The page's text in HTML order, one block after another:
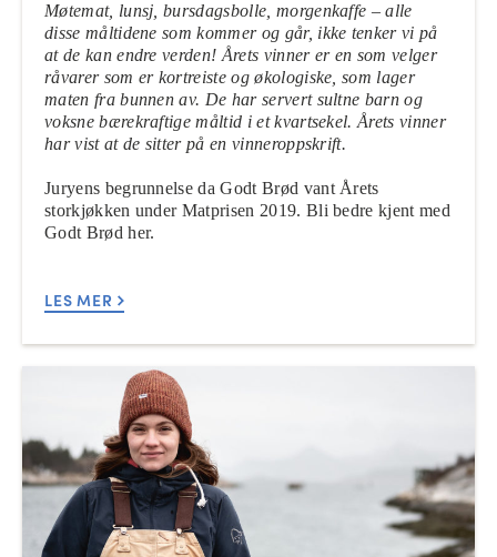
Møtemat, lunsj, bursdagsbolle, morgenkaffe – alle
disse måltidene som kommer og går, ikke tenker vi på
at de kan endre verden! Årets vinner er en som velger
råvarer som er kortreiste og økologiske, som lager
maten fra bunnen av. De har servert sultne barn og
voksne bærekraftige måltid i et kvartsekel. Årets vinner
har vist at de sitter på en vinneroppskrift.
Juryens begrunnelse da Godt Brød vant Årets
storkjøkken under Matprisen 2019. Bli bedre kjent med
Godt Brød her.
LES MER